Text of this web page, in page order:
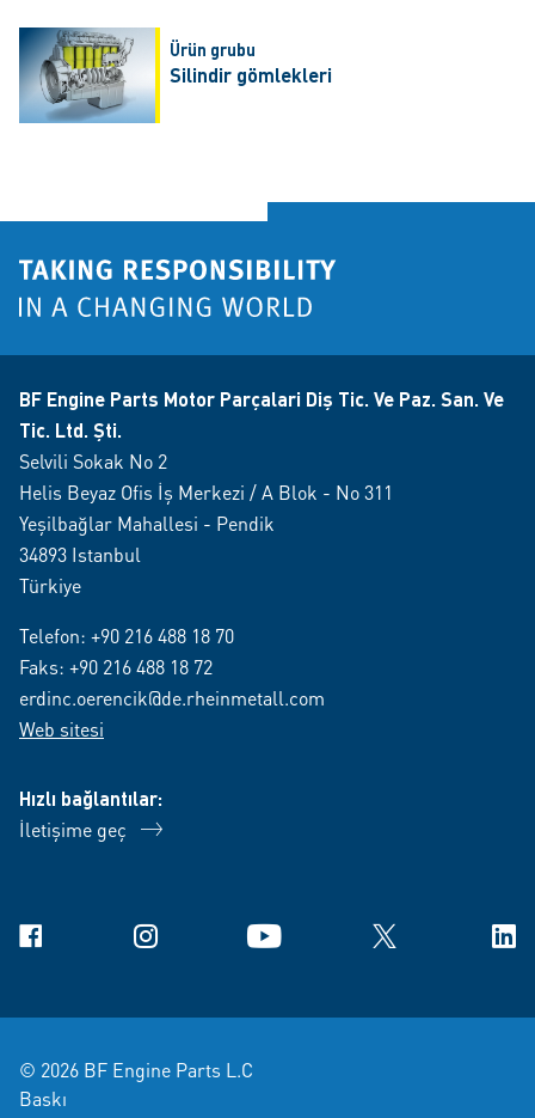
Ürün grubu
Silindir gömlekleri
BF Engine Parts Motor Parçalari Diş Tic. Ve Paz. San. Ve
Tic. Ltd. Şti.
Selvili Sokak No 2
Helis Beyaz Ofis İş Merkezi / A Blok - No 311
Yeşilbağlar Mahallesi - Pendik
34893 Istanbul
Türkiye
Telefon: +90 216 488 18 70
Faks: +90 216 488 18 72
erdinc.oerencik@de.rheinmetall.com
Web sitesi
Hızlı bağlantılar:
İletişime geç
Facebook Instagram YouTube X
© 2026 BF Engine Parts L.C
Baskı